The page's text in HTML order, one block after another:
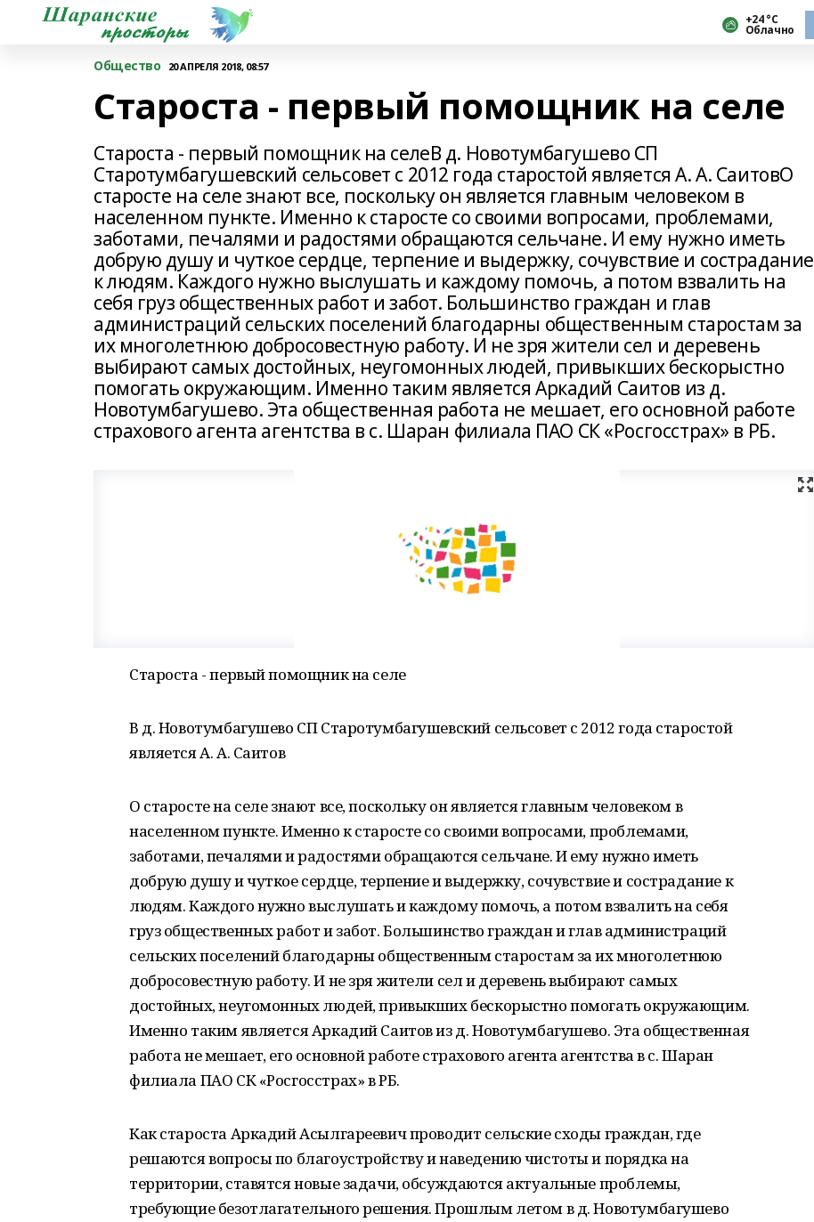
+24 °С
Облачно
Общество 20 АПРЕЛЯ 2018, 08:57
Староста - первый помощник на селе
Староста - первый помощник на селеВ д. Новотумбагушево СП
Старотумбагушевский сельсовет с 2012 года старостой является А. А. СаитовО
старосте на селе знают все, поскольку он является главным человеком в
населенном пункте. Именно к старосте со своими вопросами, проблемами,
заботами, печалями и радостями обращаются сельчане. И ему нужно иметь
добрую душу и чуткое сердце, терпение и выдержку, сочувствие и сострадание
к людям. Каждого нужно выслушать и каждому помочь, а потом взвалить на
себя груз общественных работ и забот. Большинство граждан и глав
администраций сельских поселений благодарны общественным старостам за
их многолетнюю добросовестную работу. И не зря жители сел и деревень
выбирают самых достойных, неугомонных людей, привыкших бескорыстно
помогать окружающим. Именно таким является Аркадий Саитов из д.
Новотумбагушево. Эта общественная работа не мешает, его основной работе
страхового агента агентства в с. Шаран филиала ПАО СК «Росгосстрах» в РБ.
Староста - первый помощник на селе
В д. Новотумбагушево СП Старотумбагушевский сельсовет с 2012 года старостой
является А. А. Саитов
О старосте на селе знают все, поскольку он является главным человеком в
населенном пункте. Именно к старосте со своими вопросами, проблемами,
заботами, печалями и радостями обращаются сельчане. И ему нужно иметь
добрую душу и чуткое сердце, терпение и выдержку, сочувствие и сострадание к
людям. Каждого нужно выслушать и каждому помочь, а потом взвалить на себя
груз общественных работ и забот. Большинство граждан и глав администраций
сельских поселений благодарны общественным старостам за их многолетнюю
добросовестную работу. И не зря жители сел и деревень выбирают самых
достойных, неугомонных людей, привыкших бескорыстно помогать окружающим.
Именно таким является Аркадий Саитов из д. Новотумбагушево. Эта общественная
работа не мешает, его основной работе страхового агента агентства в с. Шаран
филиала ПАО СК «Росгосстрах» в РБ.
Как староста Аркадий Асылгареевич проводит сельские сходы граждан, где
решаются вопросы по благоустройству и наведению чистоты и порядка на
территории, ставятся новые задачи, обсуждаются актуальные проблемы,
требующие безотлагательного решения. Прошлым летом в д. Новотумбагушево